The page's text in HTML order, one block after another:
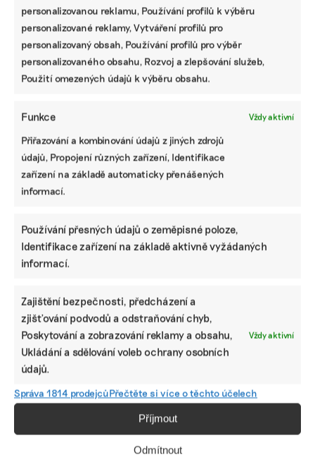
personalizovanou reklamu, Používání profilů k výběru
personalizované reklamy, Vytváření profilů pro
personalizovaný obsah, Používání profilů pro výběr
personalizovaného obsahu, Rozvoj a zlepšování služeb,
Použití omezených údajů k výběru obsahu.
Funkce Vždy aktivní
Přiřazování a kombinování údajů z jiných zdrojů
údajů, Propojení různých zařízení, Identifikace
zařízení na základě automaticky přenášených
informací.
Používání přesných údajů o zeměpisné poloze,
Identifikace zařízení na základě aktivně vyžádaných
informací.
Zajištění bezpečnosti, předcházení a
zjišťování podvodů a odstraňování chyb,
Poskytování a zobrazování reklamy a obsahu,
Ukládání a sdělování voleb ochrany osobních
údajů.
Vždy aktivní
Správa 1814 prodejcůPřečtěte si více o těchto účelech
Příjmout
Odmítnout
Komentář:
Motoristé našli
recept na
vedro.
Úředníkům na
Komentář:
Vlny veder
klimatizace
pro každou
Řešením
automobilového
elektromobilitě
NEJNOVĚJŠÍ PODCAST
Martin Abel
Chceme získat desítky milionů na
Turkem rozjíždí fond s podporou